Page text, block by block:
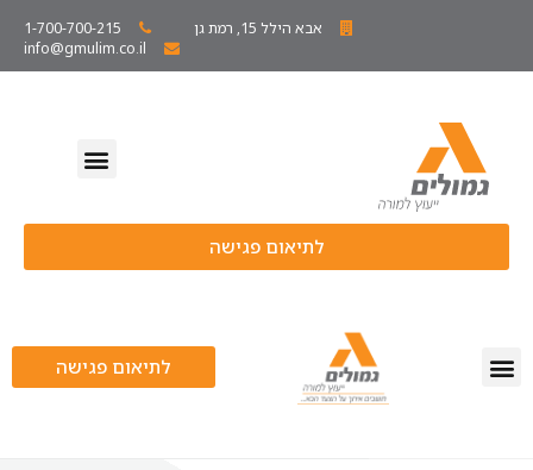
אבא הילל 15, רמת גן
1-700-700-215
info@gmulim.co.il
לתיאום פגישה
לתיאום פגישה